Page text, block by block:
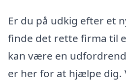
Er du på udkig efter et
finde det rette firma til
kan være en
er her for at hjælpe dig.